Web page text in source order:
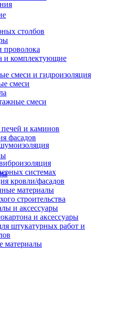
столбов
проволока
и комплектующие
смеси и гидроизоляция
смеси
смеси
и каминов
фасадов
системах
кровли/фасадов
материалы
строительства
и аксессуары
и аксессуары
штукатурных работ и
материалы